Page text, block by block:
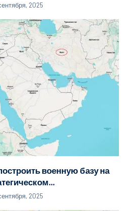
2025
военную базу на
2025